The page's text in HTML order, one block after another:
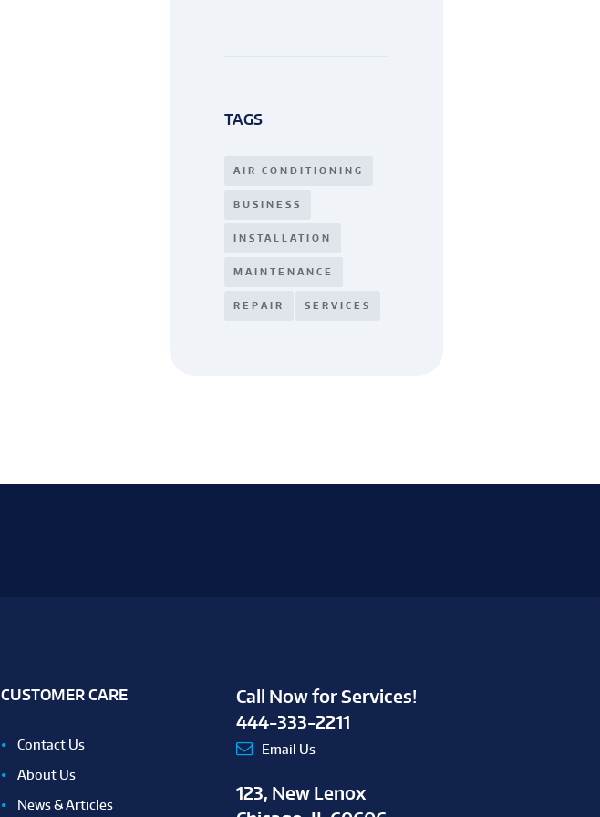
TAGS
AIR CONDITIONING
BUSINESS
INSTALLATION
MAINTENANCE
REPAIR SERVICES
CUSTOMER CARE
Contact Us
About Us
News & Articles
Call Now for Services!
444-333-2211
Email Us
123, New Lenox